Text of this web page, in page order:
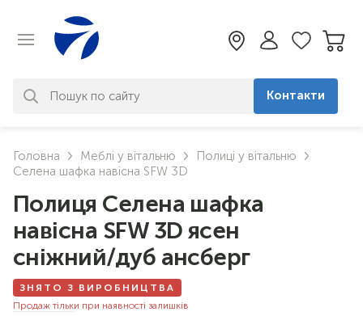
знайдено. Уточніть свій запит
Контакти
Головна Меблі у вітальню
Полиці у вітальню
Селена шафка навісна SFW 3D
Полиця Селена шафка
навісна SFW 3D ясен
сніжний/дуб ансберг
ЗНЯТО З ВИРОБНИЦТВА
Продаж тільки при наявності залишків